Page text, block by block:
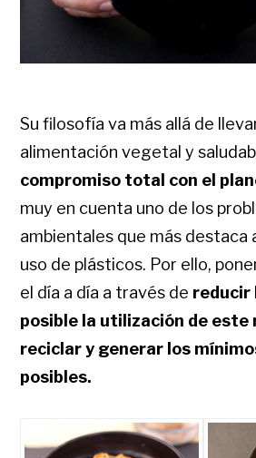
Su filosofía va más allá de
alimentación vegetal y
compromiso total con el
muy en cuenta uno de los
ambientales que más destaca
uso de plásticos. Por ello,
el día a día a través de reducir
posible la utilización de este
reciclar y generar los
posibles.